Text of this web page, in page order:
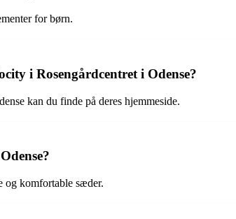
for børn.
i Rosengårdcentret i Odense?
kan du finde på deres hjemmeside.
og komfortable sæder.